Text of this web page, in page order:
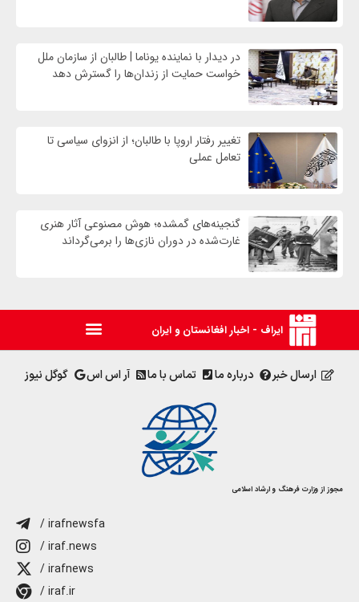
در دیدار با نماینده یوناما | طالبان از سازمان ملل
خواست حمایت از زندان‌ها را گسترش دهد
تغییر رفتار اروپا با طالبان؛ از انزوای سیاسی تا
تعامل عملی
گنجینه‌های گمشده؛ هوش مصنوعی آثار هنری
غارت‌شده در دوران نازی‌ها را برمی‌گرداند
ایراف - اخبار افغانستان و ایران
ارسال خبر درباره ما تماس با ما آر اس اس گوگل نیوز
مجوز از وزارت فرهنگ و ارشاد اسلامی
/ irafnewsfa
/ iraf.news
/ irafnews
/ iraf.ir